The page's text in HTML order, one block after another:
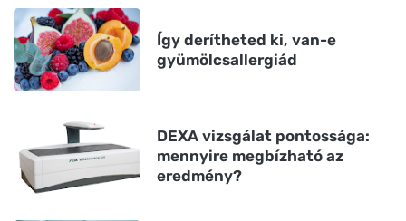
Így derítheted ki, van-e
gyümölcsallergiád
DEXA vizsgálat pontossága:
mennyire megbízható az
eredmény?